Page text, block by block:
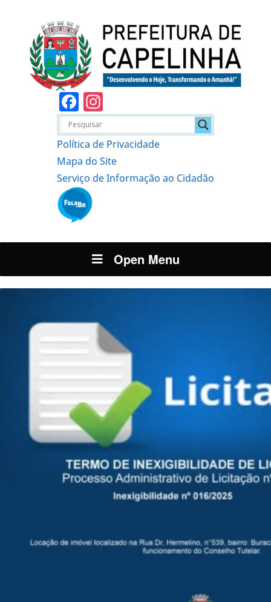
Facebook
Política de Privacidade
Mapa do Site
Serviço de Informação ao Cidadão
Open Menu